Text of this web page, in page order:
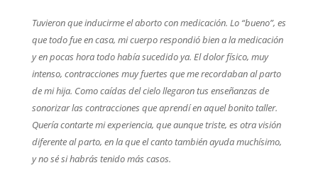
Tuvieron que inducirme el aborto con medicación. Lo “bueno”, es
que todo fue en casa, mi cuerpo respondió bien a la medicación
y en pocas hora todo había sucedido ya. El dolor físico, muy
intenso, contracciones muy fuertes que me recordaban al parto
de mi hija. Como caídas del cielo llegaron tus enseñanzas de
sonorizar las contracciones que aprendí en aquel bonito taller.
Quería contarte mi experiencia, que aunque triste, es otra visión
diferente al parto, en la que el canto también ayuda muchísimo,
y no sé si habrás tenido más casos.